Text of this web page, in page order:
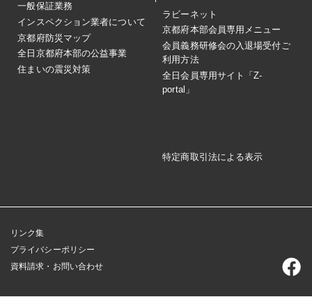
一般保証業務
インスペクション業者について
京都府防災マップ
全日京都府本部の公益事業
住まいの震災対策
ラビーネット
京都府本部会員専用メニュー
会員義務研修会の入退場受付ご
利用方法
全日会員専用サイト「Z-
portal」
特定商取引法による表示
リンク集
プライバシーポリシー
資料請求・お問い合わせ